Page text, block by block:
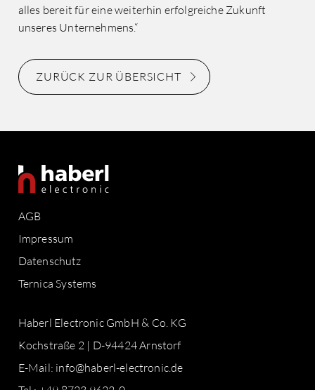
alles bereit für eine weiterhin erfolgreiche Zukunft
unseres Unternehmens.“
ZURÜCK ZUR ÜBERSICHT
AGB
Impressum
Datenschutz
Ternica Systems
Haberl Electronic GmbH & Co. KG
Kochstraße 2 | D-94424 Arnstorf
E-Mail: info@haberl-electronic.de